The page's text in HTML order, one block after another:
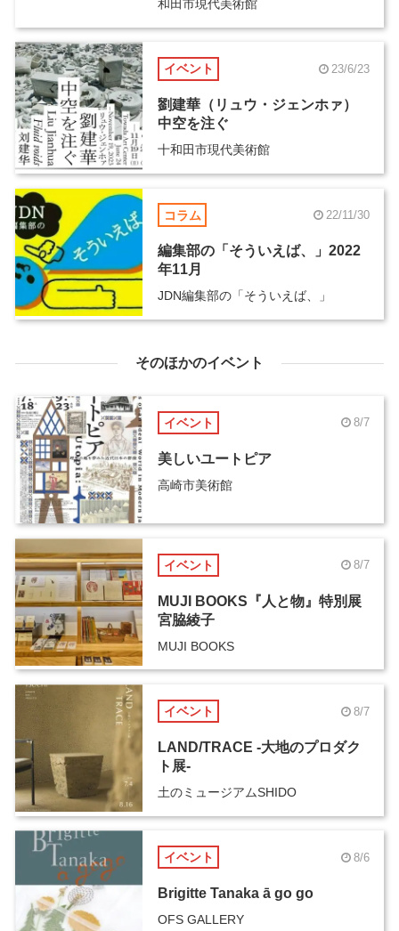
和田市現代美術館
イベント 23/6/23
劉建華（リュウ・ジェンホァ）
中空を注ぐ
十和田市現代美術館
コラム 22/11/30
編集部の「そういえば、」2022
年11月
JDN編集部の「そういえば、」
そのほかのイベント
イベント 8/7
美しいユートピア
高崎市美術館
イベント 8/7
MUJI BOOKS『人と物』特別展
宮脇綾子
MUJI BOOKS
イベント 8/7
LAND/TRACE -大地のプロダク
ト展-
土のミュージアムSHIDO
イベント 8/6
Brigitte Tanaka ā go go
OFS GALLERY